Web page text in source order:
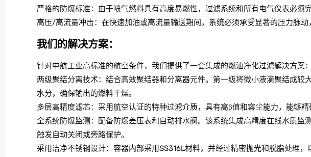
严格的防爆标准：由于喷气燃料具有高度易燃性，过滤系统和所有电气仪表必须
高压/高流量冲击：在快速加油或高流量输送期间，系统必须承受显著的压力脉动
我们的解决方案：
针对中航工业高标准的航空条件，我们提供了一套集成的燃油净化过滤解决方案：
两级聚结分离技术：结合高效聚结器和分离器元件。第一级将微小液滴聚结成较
水分，确保输出的燃料干燥。
多层高精度滤芯：采用航空认证的特种过滤介质，具有高β值和容尘能力，能够精
全系统防爆监测：配备防爆差压表和自动排水阀。该系统集成高精度在线水质监
触发自动关闭或旁路保护。
采用洁净不锈钢设计：容器内部采用SS316L材料，并经过精密抛光和脱脂处理